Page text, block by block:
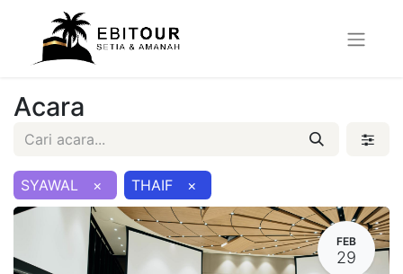
Acara
SYAWAL × THAIF ×
FEB
29